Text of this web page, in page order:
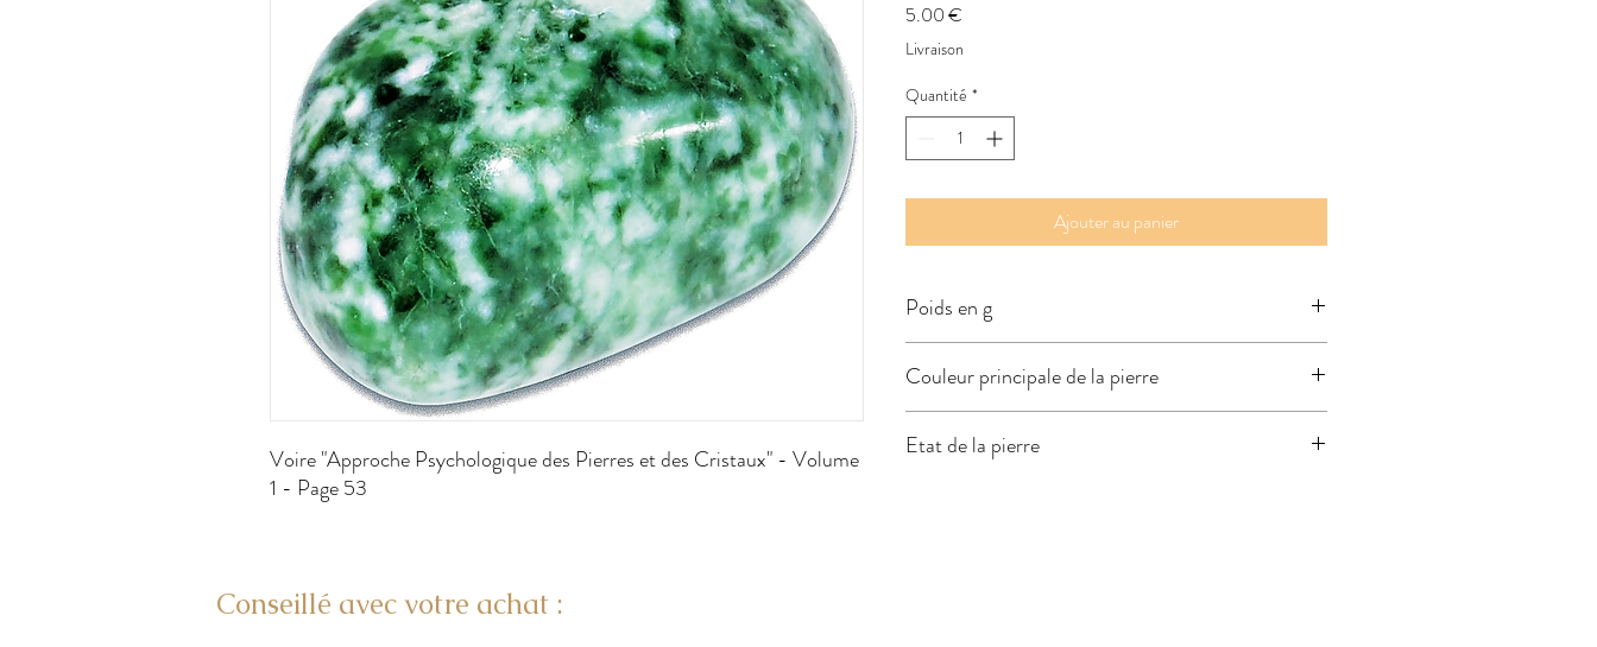
Voire "Approche Psychologique des Pierres et des Cristaux" - Volume
1 - Page 53
5.00 €
Livraison
Quantité *
Ajouter au panier
Poids en g
Couleur principale de la pierre
Etat de la pierre
Conseillé avec votre achat :